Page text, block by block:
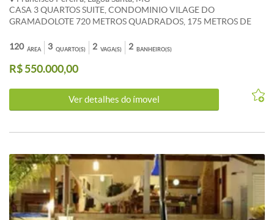
CASA 3 QUARTOS SUITE, CONDOMINIO VILAGE DO
GRAMADOLOTE 720 METROS QUADRADOS, 175 METROS DE
SACADAPISCINA 5,50X3DUAS VAGAS COBERTAS PILOTISSALA
DOIS AMBIENTES, LAREIRAPORTAO ELETRONICOARMARIOS
QUARTOS BANHEIROS E COZINHACANIL COM ESGOTO
OU PERMUTA APARTAMENTO PREFERENCIA COBERTURA
REGIAO PAMPULHA
ÁREA
120 QUARTO(S)
3 VAGA(S)
2 BANHEIRO(S)
2
R$ 550.000,00
Ver detalhes do ímovel